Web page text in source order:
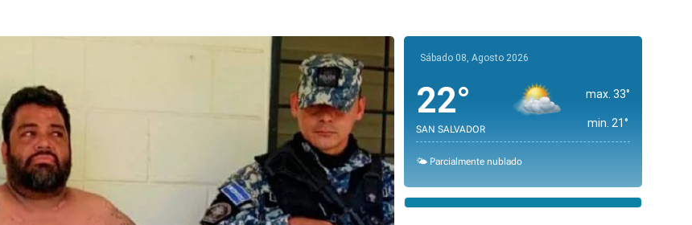
Sábado 08, Agosto 2026
22°
SAN SALVADOR
max. 33°
min. 21°
🌤️ Parcialmente nublado